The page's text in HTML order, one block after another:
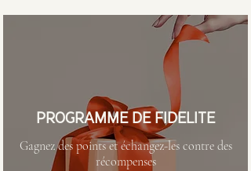
PROGRAMME DE FIDELITE
Gagnez des points et échangez-les contre des
récompenses